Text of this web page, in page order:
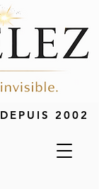
DEPUIS 2002